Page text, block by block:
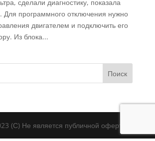
сделали диагностику, показала
Для программного отключения нужно
двигателем и подключить его
Из блока...
(С) Не является публичной офертой.